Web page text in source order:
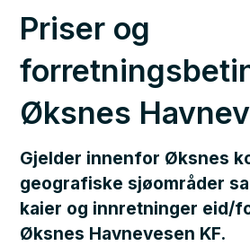
Priser og
Øksnes
Gjelder innenfor Øksnes
geografiske sjøområder
kaier og innretninger eid/
Øksnes Havnevesen KF.